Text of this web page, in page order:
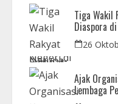
Tiga Wakil
Diaspora
26
Ajak
Lembaga